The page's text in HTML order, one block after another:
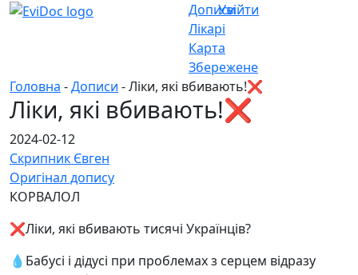
Дописи
Лікарі
Карта
Збережене
Увійти
Головна -Дописи - Ліки, які вбивають!❌
Ліки, які вбивають!❌
2024-02-12
Скрипник Євген
Оригінал допису
КОРВАЛОЛ
❌Ліки, які вбивають тисячі Українців?
💧Бабусі і дідусі при проблемах з серцем відразу